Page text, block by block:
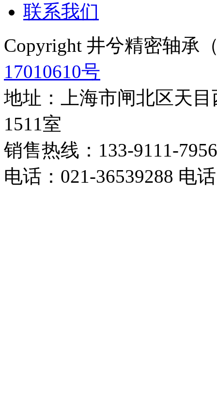
联系我们
Copyright 井兮精密轴承
17010610号
地址：上海市闸北区天
1511室
销售热线：133-9111-7956
电话：021-36539288 电